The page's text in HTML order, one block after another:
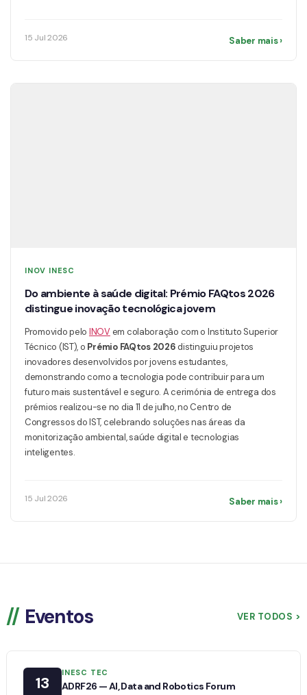
15 Jul 2026 Saber mais ›
INOV INESC
Do ambiente à saúde digital: Prémio FAQtos 2026
distingue inovação tecnológica jovem
Promovido pelo INOVem colaboração com o Instituto Superior
Técnico (IST), o Prémio FAQtos 2026distinguiu projetos
inovadores desenvolvidos por jovens estudantes,
demonstrando como a tecnologia pode contribuir para um
futuro mais sustentável e seguro. A cerimónia de entrega dos
prémios realizou-se no dia 11 de julho, no Centro de
Congressos do IST, celebrando soluções nas áreas da
monitorização ambiental, saúde digital e tecnologias
inteligentes.
15 Jul 2026 Saber mais ›
Eventos VER TODOS >
13
INESC TEC
ADRF26 — AI, Data and Robotics Forum